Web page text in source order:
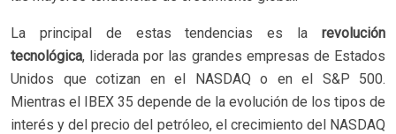
La principal de estas tendencias es la revolución
tecnológica, liderada por las grandes empresas de Estados
Unidos que cotizan en el NASDAQ o en el S&P 500.
Mientras el IBEX 35 depende de la evolución de los tipos de
interés y del precio del petróleo, el crecimiento del NASDAQ